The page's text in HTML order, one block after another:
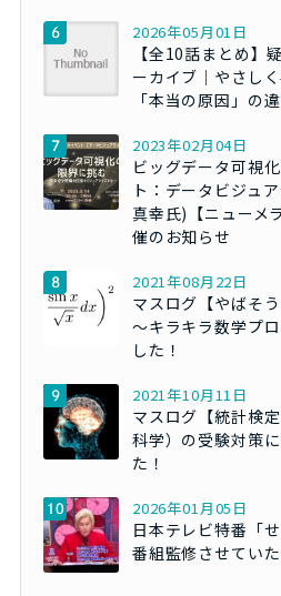
2026年05月01日
【全10話まとめ】
ーカイブ｜やさし
「本当の原因」の
2023年02月04日
ビッグデータ可視
ト：データビジュ
真幸氏)【ニューメ
催のお知らせ
2021年08月22日
マスログ【やばそ
～キラキラ数学プ
した！
2021年10月11日
マスログ【統計検
科学）の受験対策
た！
2026年01月05日
日本テレビ特番「
番組監修させてい